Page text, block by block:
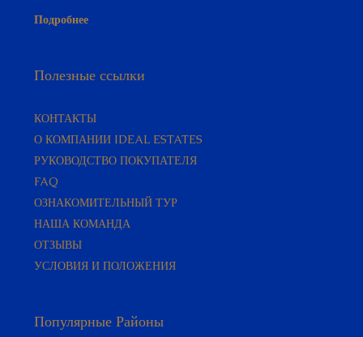
Подробнее
Полезные ссылки
КОНТАКТЫ
О КОМПАНИИ IDEAL ESTATES
РУКОВОДСТВО ПОКУПАТЕЛЯ​
FAQ
ОЗНАКОМИТЕЛЬНЫЙ ТУР
НАША КОМАНДА
ОТЗЫВЫ
УСЛОВИЯ И ПОЛОЖЕНИЯ
Популярные Районы